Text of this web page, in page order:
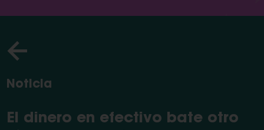
Noticia
El dinero en efectivo bate otro